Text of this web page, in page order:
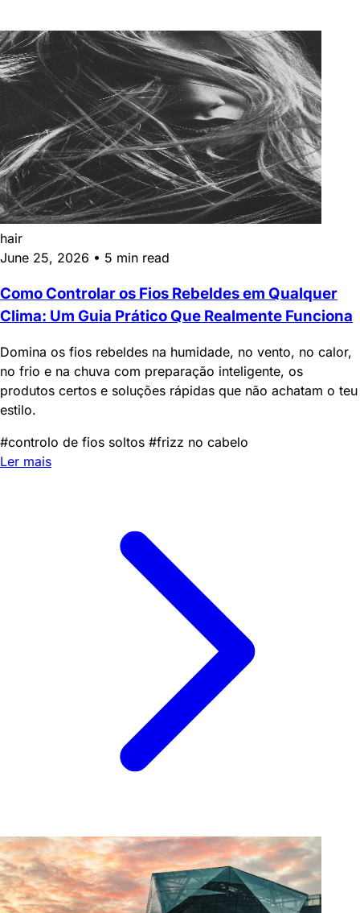
hair
June 25, 2026 • 5 min read
Como Controlar os Fios Rebeldes em Qualquer
Clima: Um Guia Prático Que Realmente Funciona
Domina os fios rebeldes na humidade, no vento, no calor,
no frio e na chuva com preparação inteligente, os
produtos certos e soluções rápidas que não achatam o teu
estilo.
#controlo de fios soltos #frizz no cabelo
Ler mais